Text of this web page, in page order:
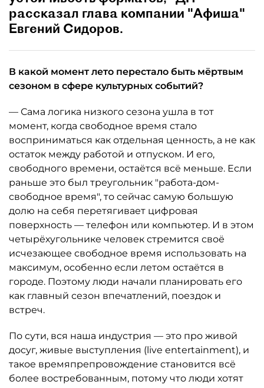
рассказал глава компании "Афиша"
Евгений Сидоров.
В какой момент лето перестало быть мёртвым
сезоном в сфере культурных событий?
— Сама логика низкого сезона ушла в тот
момент, когда свободное время стало
восприниматься как отдельная ценность, а не как
остаток между работой и отпуском. И его,
свободного времени, остаётся всё меньше. Если
раньше это был треугольник "работа-дом-
свободное время", то сейчас самую большую
долю на себя перетягивает цифровая
поверхность — телефон или компьютер. И в этом
четырёхугольнике человек стремится своё
исчезающее свободное время использовать на
максимум, особенно если летом остаётся в
городе. Поэтому люди начали планировать его
как главный сезон впечатлений, поездок и
встреч.
По сути, вся наша индустрия — это про живой
досуг, живые выступления (live entertainment), и
такое времяпрепровождение становится всё
более востребованным, потому что люди хотят